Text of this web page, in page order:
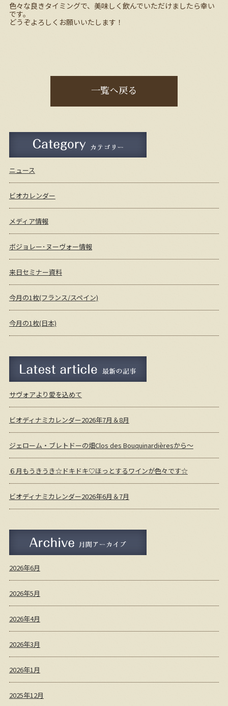
色々な良きタイミングで、美味しく飲んでいただけましたら幸い
です。
どうぞよろしくお願いいたします！
一覧へ戻る
ニュース
ビオカレンダー
メディア情報
ボジョレー･ヌーヴォー情報
来日セミナー資料
今月の1枚(フランス/スペイン)
今月の1枚(日本)
最新の記事
サヴォアより愛を込めて
ビオディナミカレンダー2026年7月＆8月
ジェローム・ブレトドーの畑Clos des Bouquinardièresから～
６月もうきうき☆ドキドキ♡ほっとするワインが色々です☆
ビオディナミカレンダー2026年6月＆7月
月間アーカイブ
2026年6月
2026年5月
2026年4月
2026年3月
2026年1月
2025年12月